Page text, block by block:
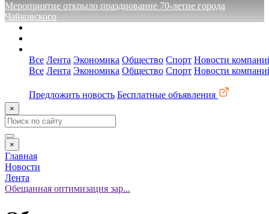
Мероприятие открыло празднование 70-летие города
Чайковского
Все Лента Экономика Общество Спорт Новости
Все Лента Экономика Общество Спорт Новости
Предложить новость Бесплатные объявления
×
×
Главная
Новости
Лента
Обещанная оптимизация зар...